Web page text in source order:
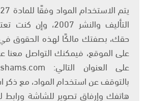
التأليف والنشر
حقك، بصفتك مالكًا لهذه الحقوق في
على الموقع، فيمكنك التواصل معنا
بالتوقف عن استخدام المواد، مع
هاتفك وإرفاق تصوير للشاشة